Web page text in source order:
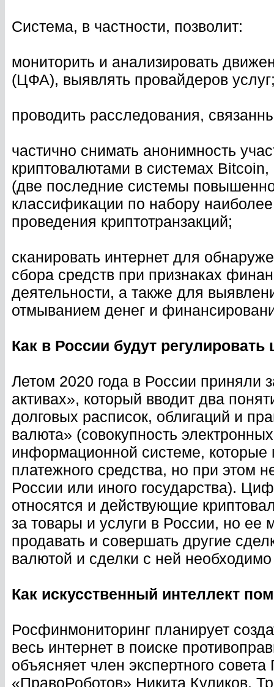
Система, в частности, позволит:
мониторить и анализировать
(ЦФА), выявлять провайдеров
проводить расследования,
частично снимать анонимность
криптовалютами в системах
(две последние системы
классификации по набору
проведения криптотранзакций;
сканировать интернет для
сбора средств при признаках
деятельности, а также для
отмыванием денег и
Как в России будут
Летом 2020 года в России
активах», который вводит два
долговых расписок, облигаций и
валюта» (совокупность
информационной системе, которые
платежного средства, но при этом
России или иного государства).
относятся и действующие
за товары и услуги в России, но ее
продавать и совершать другие
валютой и сделки с ней
Как искусственный интеллект
Росфинмониторинг планирует
весь интернет в поиске
объясняет член экспертного
«ПравоРоботов» Никита Куликов.